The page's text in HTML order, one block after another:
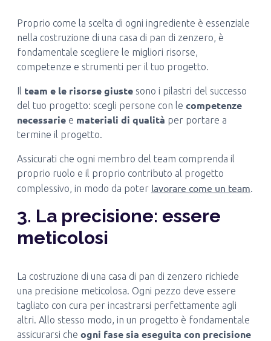
Proprio come la scelta di ogni ingrediente è essenziale
nella costruzione di una casa di pan di zenzero, è
fondamentale scegliere le migliori risorse,
competenze e strumenti per il tuo progetto.
Il team e le risorse giustesono i pilastri del successo
del tuo progetto: scegli persone con le competenze
necessariee materiali di qualità per portare a
termine il progetto.
Assicurati che ogni membro del team comprenda il
proprio ruolo e il proprio contributo al progetto
complessivo, in modo da poter lavorare come un team.
3. La precisione: essere
meticolosi
La costruzione di una casa di pan di zenzero richiede
una precisione meticolosa. Ogni pezzo deve essere
tagliato con cura per incastrarsi perfettamente agli
altri. Allo stesso modo, in un progetto è fondamentale
assicurarsi che ogni fase sia eseguita con precisione